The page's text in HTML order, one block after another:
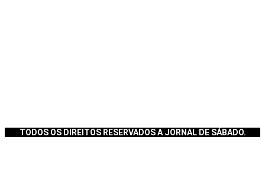
TODOS OS DIREITOS RESERVADOS A JORNAL DE SÁBADO.